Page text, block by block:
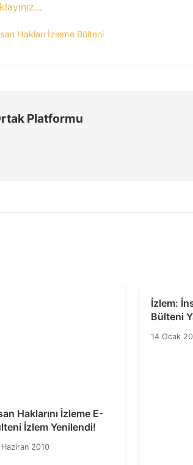
Hakları İzleme Bülteni
Platformu
Haklarını İzleme E-
İzlem Yenilendi!
2010
İzlem:
Bülteni
14 Ocak